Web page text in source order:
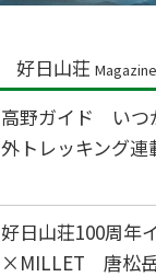
好日山荘 Magazine
高野ガイド いつ
外トレッキング
好日山荘100周
×MILLET 唐松